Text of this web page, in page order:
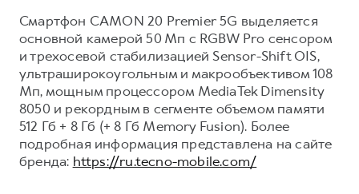
Смартфон CAMON 20 Premier 5G выделяется
основной камерой 50 Мп с RGBW Pro сенсором
и трехосевой стабилизацией Sensor-Shift OIS,
ультраширокоугольным и макрообъективом 108
Мп, мощным процессором MediaTek Dimensity
8050 и рекордным в сегменте объемом памяти
512 Гб + 8 Гб (+ 8 Гб Memory Fusion). Более
подробная информация представлена на сайте
бренда: https://ru.tecno-mobile.com/